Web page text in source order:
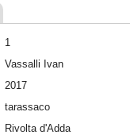
1
Vassalli Ivan
2017
tarassaco
Rivolta d'Adda